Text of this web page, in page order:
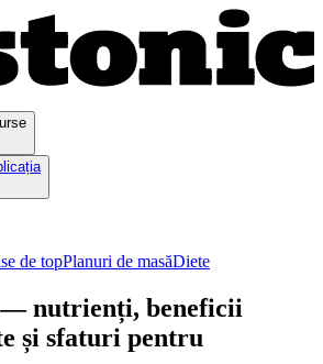
de topPlanuri de masăDiete
— nutrienți, beneficii
și sfaturi pentru